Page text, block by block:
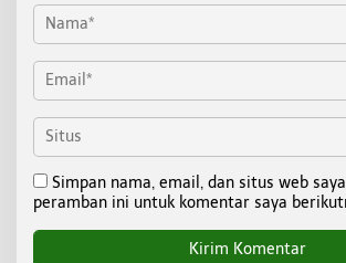
Simpan nama, email, dan situs web
peramban ini untuk komentar saya